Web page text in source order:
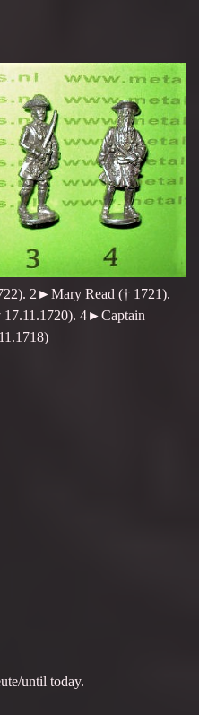
2►Mary Read († 1721).
4►Captain
until today.